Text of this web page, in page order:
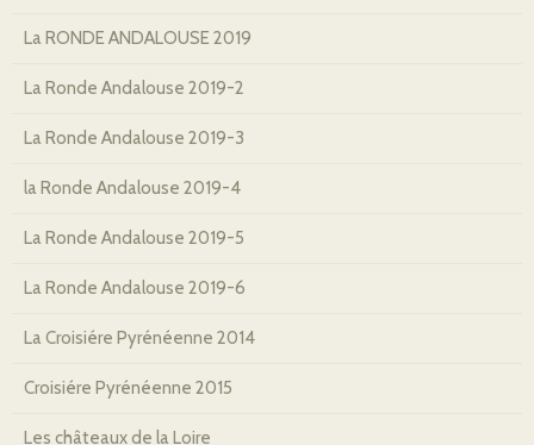
La RONDE ANDALOUSE 2019
La Ronde Andalouse 2019-2
La Ronde Andalouse 2019-3
la Ronde Andalouse 2019-4
La Ronde Andalouse 2019-5
La Ronde Andalouse 2019-6
La Croisiére Pyrénéenne 2014
Croisiére Pyrénéenne 2015
Les châteaux de la Loire